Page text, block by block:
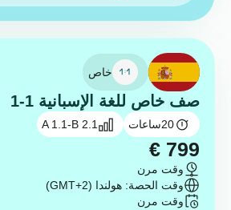
خاص
صف خاص للغة الإسبانية 1-1
20ساعات A 1.1-B 2.1
€ 799
وقت مرن
وقت الحصة: هولندا (GMT+2)
وقت مرن